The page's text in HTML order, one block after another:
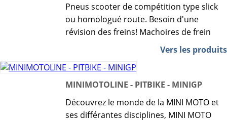
Pneus scooter de compétition type slick
ou homologué route. Besoin d'une
révision des freins! Machoires de frein
Vers les produits
MINIMOTOLINE - PITBIKE - MINIGP
Découvrez le monde de la MINI MOTO et
ses différantes disciplines, MINI MOTO